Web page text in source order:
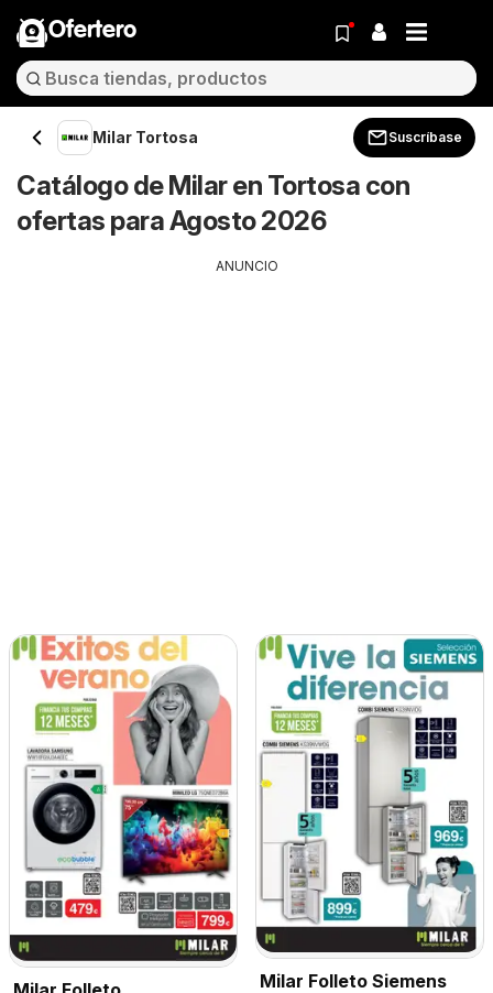
Ofertero
Milar Tortosa Suscríbase
Catálogo de Milar en Tortosa con
ofertas para Agosto 2026
ANUNCIO
Milar Folleto Siemens